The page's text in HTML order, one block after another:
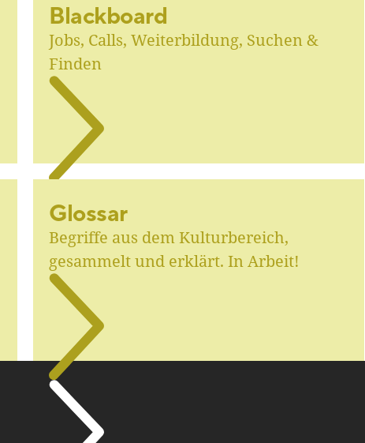
Blackboard
Jobs, Calls, Weiterbildung, Suchen &
Finden
Glossar
Begriffe aus dem Kulturbereich,
gesammelt und erklärt. In Arbeit!